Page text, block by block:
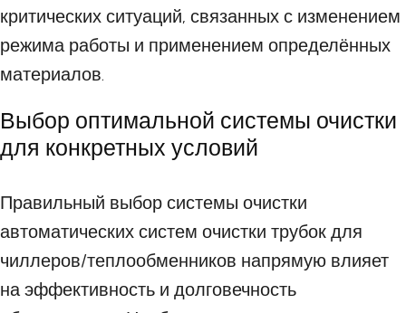
критических ситуаций, связанных с изменением
режима работы и применением определённых
материалов.
Выбор оптимальной системы очистки
для конкретных условий
Правильный выбор системы очистки
автоматических систем очистки трубок для
чиллеров/теплообменников напрямую влияет
на эффективность и долговечность